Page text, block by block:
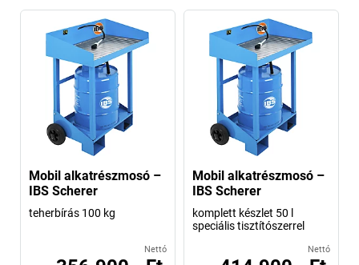
Mobil alkatrészmosó –
IBS Scherer
teherbírás 100 kg
Nettó
Mobil alkatrészmosó –
IBS Scherer
komplett készlet 50 l
speciális tisztítószerrel
Nettó